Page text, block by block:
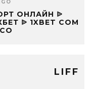
ОНЛАЙН ᐉ
ᐉ 1XBET COM
LIFF